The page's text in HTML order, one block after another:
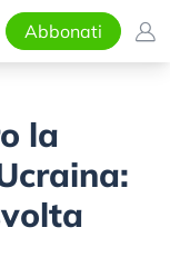
Abbonati
la